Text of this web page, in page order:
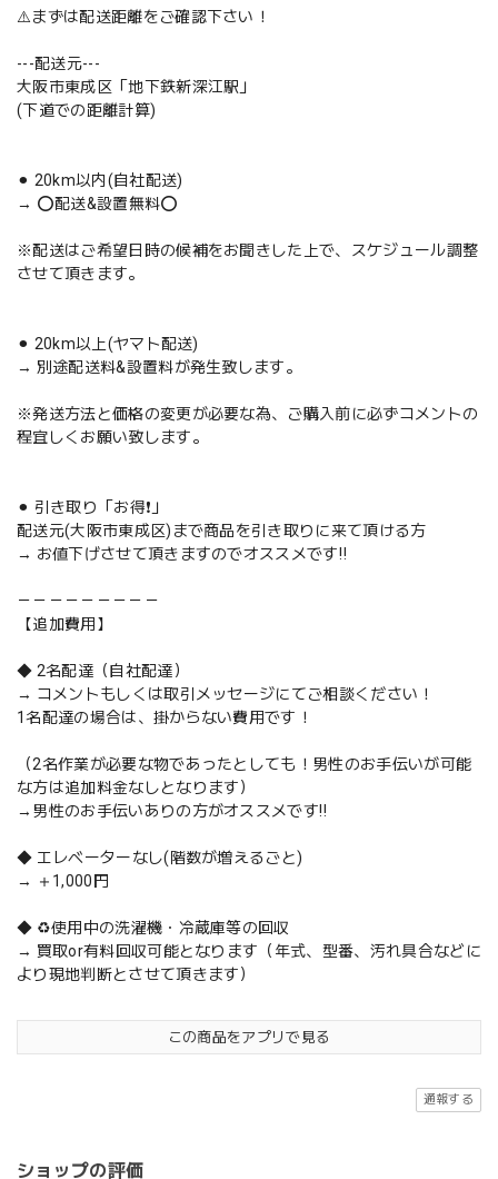
⚠️まずは配送距離をご確認下さい！
---配送元---
大阪市東成区「地下鉄新深江駅」
(下道での距離計算)
⚫︎ 20km以内(自社配送)
→ ⭕️配送&設置無料⭕️
※配送はご希望日時の候補をお聞きした上で、スケジュール調整
させて頂きます。
⚫︎ 20km以上(ヤマト配送)
→ 別途配送料&設置料が発生致します。
※発送方法と価格の変更が必要な為、ご購入前に必ずコメントの
程宜しくお願い致します。
⚫︎ 引き取り「お得❗️」
配送元(大阪市東成区)まで商品を引き取りに来て頂ける方
→ お値下げさせて頂きますのでオススメです‼️
－－－－－－－－－
【追加費用】
◆ 2名配達（自社配達）
→ コメントもしくは取引メッセージにてご相談ください！
1名配達の場合は、掛からない費用です！
（2名作業が必要な物であったとしても！男性のお手伝いが可能
な方は追加料金なしとなります）
→男性のお手伝いありの方がオススメです‼️
◆ エレベーターなし(階数が増えるごと)
→ ＋1,000円
◆ ♻️使用中の洗濯機・冷蔵庫等の回収
→ 買取or有料回収可能となります（年式、型番、汚れ具合などに
より現地判断とさせて頂きます）
この商品をアプリで見る
通報する
ショップの評価